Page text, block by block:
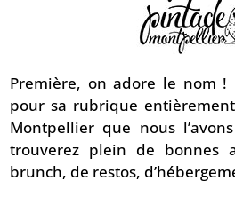
Première, on adore le nom !
pour sa rubrique
Montpellier que nous
trouverez plein de bonnes
brunch, de restos,